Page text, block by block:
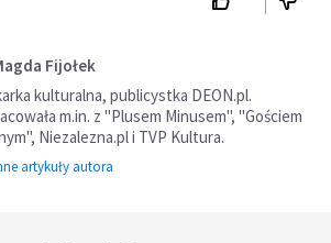
Fijołek
kulturalna, publicystka DEON.pl.
m.in. z "Plusem Minusem", "Gościem
Niezalezna.pl i TVP Kultura.
artykuły autora